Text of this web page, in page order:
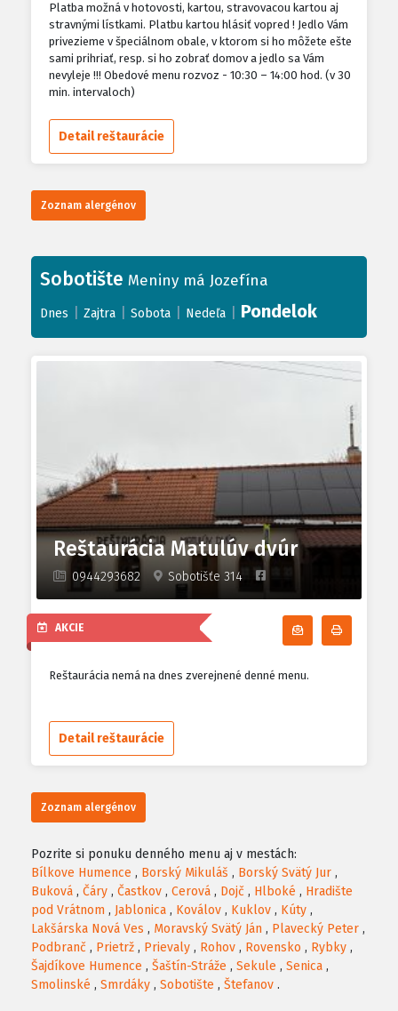
Platba možná v hotovosti, kartou, stravovacou kartou aj
stravnými lístkami. Platbu kartou hlásiť vopred ! Jedlo Vám
privezieme v špeciálnom obale, v ktorom si ho môžete ešte
sami prihriať, resp. si ho zobrať domov a jedlo sa Vám
nevyleje !!! Obedové menu rozvoz - 10:30 – 14:00 hod. (v 30
min. intervaloch)
Detail reštaurácie
Zoznam alergénov
Sobotište Meniny má Jozefína
Dnes Zajtra Sobota Nedeľa Pondelok
Reštaurácia Matulúv dvúr
0944293682 Sobotišťe 314
Odoberať
AKCIE
Reštaurácia nemá na dnes zverejnené denné menu.
Detail reštaurácie
Zoznam alergénov
Pozrite si ponuku denného menu aj v mestách:
Bílkove Humence , Borský Mikuláš , Borský Svätý Jur ,
Buková , Čáry , Častkov , Cerová , Dojč , Hlboké , Hradište
pod Vrátnom , Jablonica , Koválov , Kuklov , Kúty ,
Lakšárska Nová Ves , Moravský Svätý Ján , Plavecký Peter ,
Podbranč , Prietrž , Prievaly , Rohov , Rovensko , Rybky ,
Šajdíkove Humence , Šaštín-Stráže , Sekule , Senica ,
Smolinské , Smrdáky , Sobotište , Štefanov .